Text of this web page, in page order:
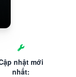
nhật mới
nhất: